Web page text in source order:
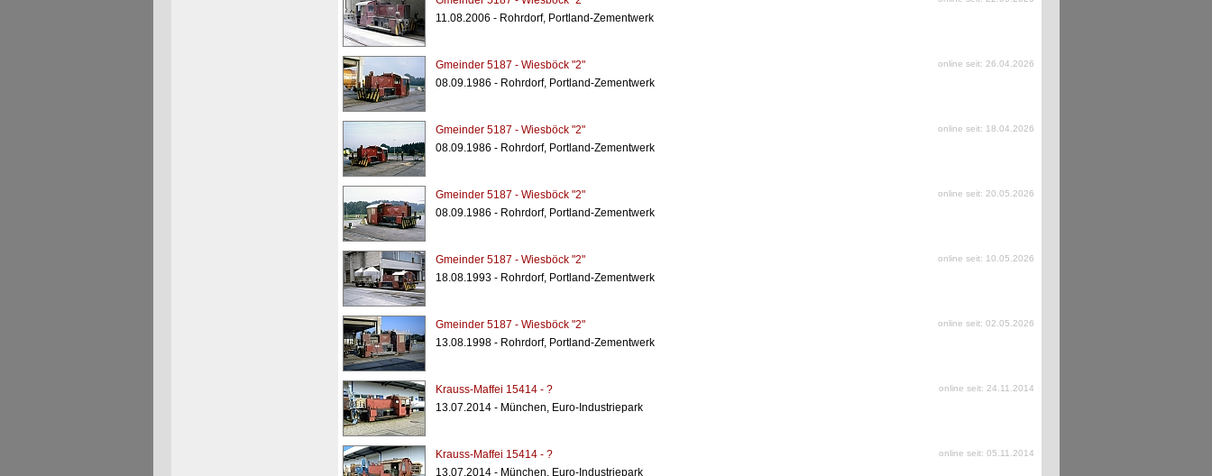
11.08.2006 - Rohrdorf, Portland-Zementwerk
Gmeinder 5187 - Wiesböck "2" online seit: 26.04.2026
08.09.1986 - Rohrdorf, Portland-Zementwerk
Gmeinder 5187 - Wiesböck "2" online seit: 18.04.2026
08.09.1986 - Rohrdorf, Portland-Zementwerk
Gmeinder 5187 - Wiesböck "2" online seit: 20.05.2026
08.09.1986 - Rohrdorf, Portland-Zementwerk
Gmeinder 5187 - Wiesböck "2" online seit: 10.05.2026
18.08.1993 - Rohrdorf, Portland-Zementwerk
Gmeinder 5187 - Wiesböck "2" online seit: 02.05.2026
13.08.1998 - Rohrdorf, Portland-Zementwerk
Krauss-Maffei 15414 - ? online seit: 24.11.2014
13.07.2014 - München, Euro-Industriepark
Krauss-Maffei 15414 - ? online seit: 05.11.2014
13.07.2014 - München, Euro-Industriepark